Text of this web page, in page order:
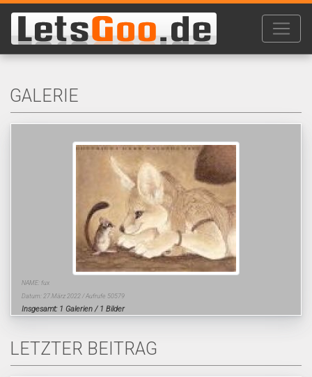
GALERIE
NAME: fux
Datum: 27.März 2022 / Aufrufe 50579
Insgesamt: 1 Galerien / 1 Bilder
LETZTER BEITRAG